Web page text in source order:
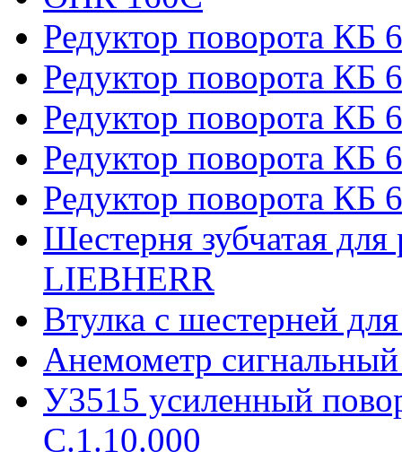
Редуктор поворота КБ
Редуктор поворота КБ
Редуктор поворота КБ
Редуктор поворота КБ
Редуктор поворота КБ
Шестерня зубчатая
LIEBHERR
Втулка с шестерней
Анемометр
У3515 усиленный
С.1.10.000